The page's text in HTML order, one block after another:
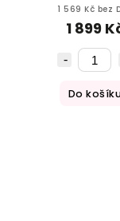
1 569 Kč bez
1 899
Do